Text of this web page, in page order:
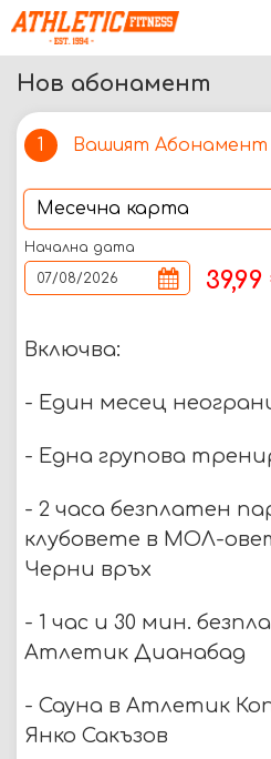
Нов абонамент
1 Вашият Абонамент
Начална дата
Включва:
- Един месец
- Една групова
- 2 часа безплатен
клубовете в МОЛ-
Черни връх
- 1 час и 30 мин.
Атлетик Дианабад
- Сауна в Атлетик
Янко Сакъзов